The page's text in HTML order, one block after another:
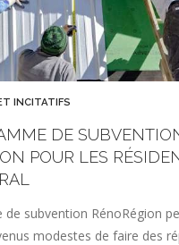
INCITATIFS
DE
POUR LES
de subvention RénoRégion
modestes de faire des